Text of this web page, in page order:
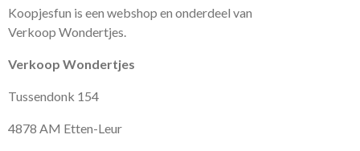
Koopjesfun is een webshop en onderdeel van
Verkoop Wondertjes.
Verkoop Wondertjes
Tussendonk 154
4878 AM Etten-Leur